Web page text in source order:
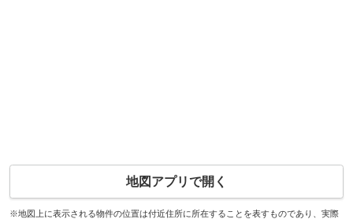
地図アプリで開く
※地図上に表示される物件の位置は付近住所に所在することを表すものであり、実際